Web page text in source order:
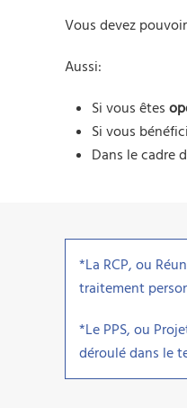
Vous devez
Aussi:
Si vous êtes
Si vous
Dans le cadre
*La RCP, ou
traitement
*Le PPS, ou
déroulé dans le